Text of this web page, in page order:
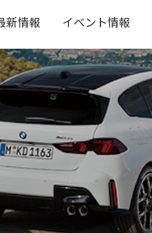
新情報 イベント情報